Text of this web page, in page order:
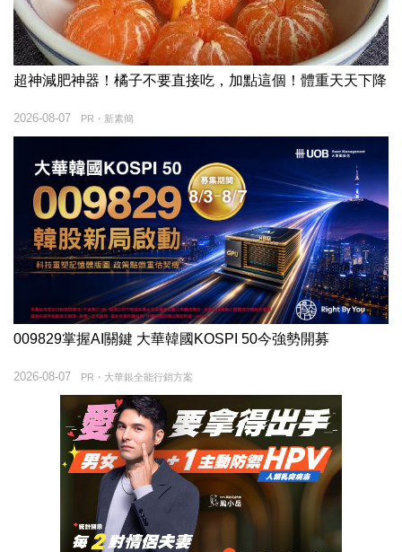
超神減肥神器！橘子不要直接吃，加點這個！體重天天下降
PR・新素簡
2026-08-07
009829掌握AI關鍵 大華韓國KOSPI 50今強勢開募
PR・大華銀全能行銷方案
2026-08-07